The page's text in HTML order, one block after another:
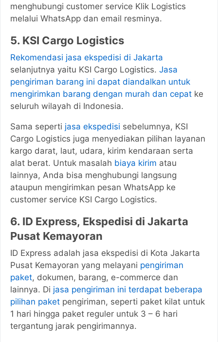
menghubungi customer service Klik Logistics
melalui WhatsApp dan email resminya.
5. KSI Cargo Logistics
Rekomendasi jasa ekspedisi di Jakarta
selanjutnya yaitu KSI Cargo Logistics. Jasa
pengiriman barang ini dapat diandalkan untuk
mengirimkan barang dengan murah dan cepat ke
seluruh wilayah di Indonesia.
Sama seperti jasa ekspedisi sebelumnya, KSI
Cargo Logistics juga menyediakan pilihan layanan
kargo darat, laut, udara, kirim kendaraan serta
alat berat. Untuk masalah biaya kirim atau
lainnya, Anda bisa menghubungi langsung
ataupun mengirimkan pesan WhatsApp ke
customer service KSI Cargo Logistics.
6. ID Express, Ekspedisi di Jakarta
Pusat Kemayoran
ID Express adalah jasa ekspedisi di Kota Jakarta
Pusat Kemayoran yang melayani pengiriman
paket, dokumen, barang, e-commerce dan
lainnya. Di jasa pengiriman ini terdapat beberapa
pilihan paket pengiriman, seperti paket kilat untuk
1 hari hingga paket reguler untuk 3 – 6 hari
tergantung jarak pengirimannya.